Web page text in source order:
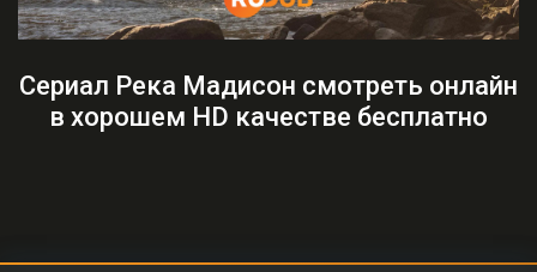
Сериал Река Мадисон смотреть онлайн
в хорошем HD качестве бесплатно